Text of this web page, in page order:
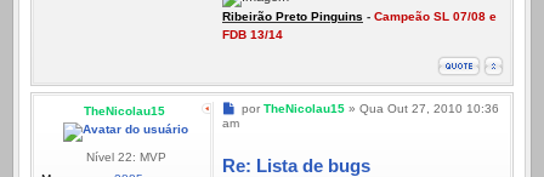
Ribeirão Preto Pinguins - Campeão SL 07/08 e
FDB 13/14
TheNicolau15
Nível 22: MVP
Mensagem
por TheNicolau15» Qua Out 27, 2010 10:36
am
Re: Lista de bugs